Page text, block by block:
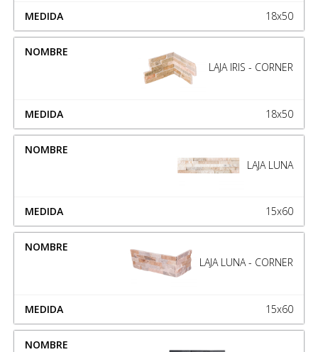
18x50
LAJA IRIS - CORNER
18x50
LAJA LUNA
15x60
LAJA LUNA - CORNER
15x60